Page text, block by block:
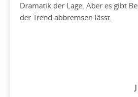
Dramatik der Lage. Aber es gibt
der Trend abbremsen lässt.